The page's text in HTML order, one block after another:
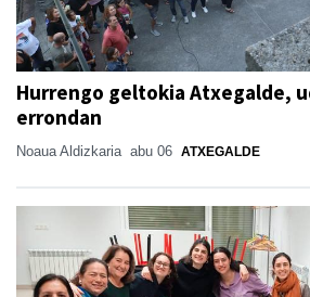
Hurrengo geltokia Atxegalde,
errondan
Noaua Aldizkaria abu 06 ATXEGALDE